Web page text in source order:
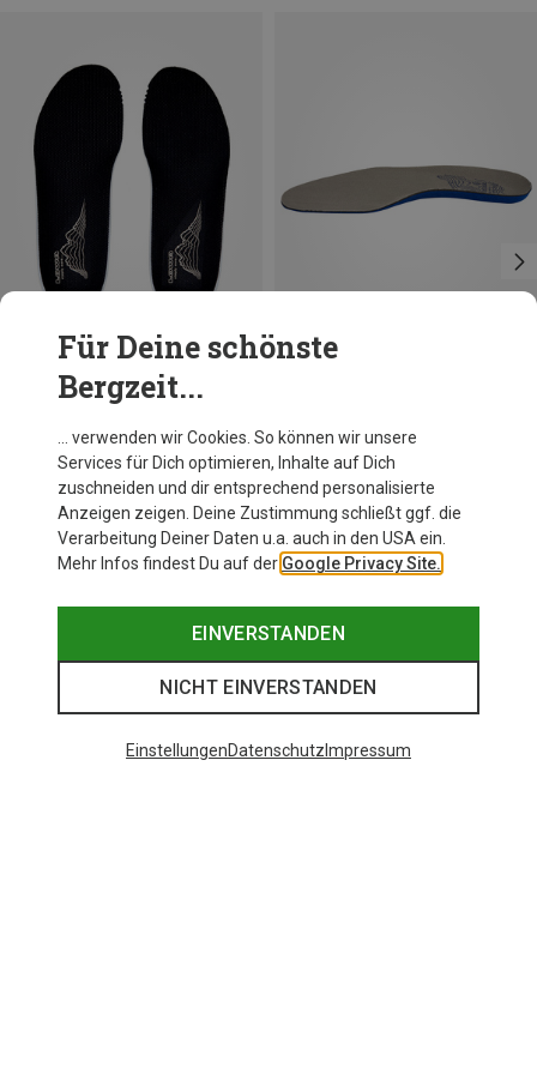
Du sparst 10%
Lowa
ATC Einlegesohle
7,95 €
Für Deine schönste
Bergzeit...
… verwenden wir Cookies. So können wir unsere
Services für Dich optimieren, Inhalte auf Dich
zuschneiden und dir entsprechend personalisierte
Anzeigen zeigen. Deine Zustimmung schließt ggf. die
Verarbeitung Deiner Daten u.a. auch in den USA ein.
Mehr Infos findest Du auf der Google Privacy Site.
EINVERSTANDEN
NICHT EINVERSTANDEN
EinstellungenDatenschutz Impressum